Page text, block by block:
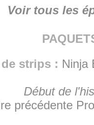
Voir tous les
strips : Ninja
Début de
précédente